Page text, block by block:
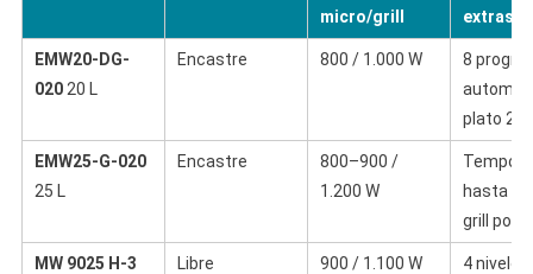
micro/grill
extras
EMW20-DG-
020 20 L
Encastre 800 / 1.000 W
8
plato 27
EMW25-G-020
25 L
Encastre
800–900 /
1.200 W
hasta
grill
MW 9025 H-3
Libre 900 / 1.100 W
4 niveles